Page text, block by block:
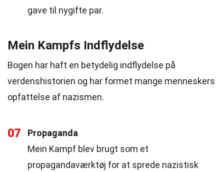
gave til nygifte par.
Mein Kampfs Indflydelse
Bogen har haft en betydelig indflydelse på
verdenshistorien og har formet mange menneskers
opfattelse af nazismen.
07
Propaganda
Mein Kampf blev brugt som et
propagandaværktøj for at sprede nazistisk